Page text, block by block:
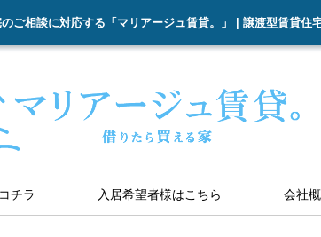
ご相談に対応する「マリアージュ賃貸。」 | 譲渡型賃貸住
チラ 入居希望者様はこちら 会社